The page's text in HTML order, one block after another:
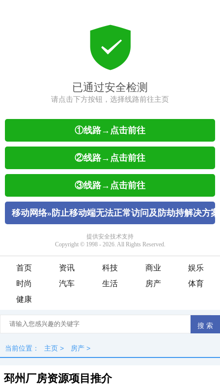
首页 资讯 科技 商业
娱乐
时尚
汽车 生活 房产
体育
健康
当前位置： 主页 > 房产 >
邳州厂房资源项目推介